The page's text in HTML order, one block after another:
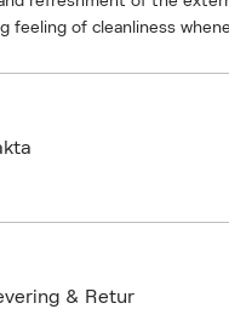
feeling of cleanliness
& Retur